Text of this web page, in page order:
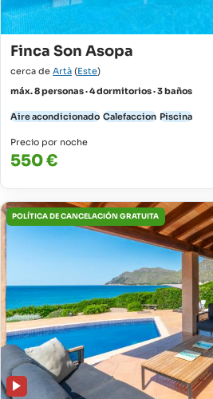
Finca Son Asopa
cerca de Artà (Este)
máx. 8 personas · 4 dormitorios · 3 baños
Aire acondicionado Calefaccion Piscina
Precio por noche
550 €
POLÍTICA DE CANCELACIÓN GRATUITA